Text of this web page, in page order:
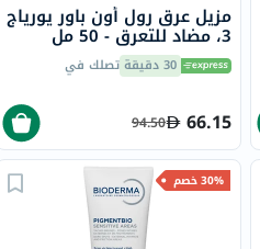
مزيل عرق رول أون باور يورياج
3، مضاد للتعرق - 50 مل
30 دقيقة تصلك في
66.15
94.50
30% خصم